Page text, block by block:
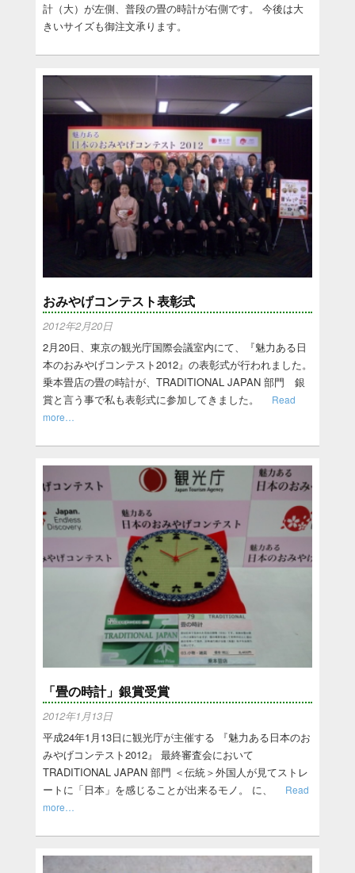
計（大）が左側、普段の畳の時計が右側です。 今後は大
きいサイズも御注文承ります。
おみやげコンテスト表彰式
2012年2月20日
2月20日、東京の観光庁国際会議室内にて、『魅力ある日
本のおみやげコンテスト2012』の表彰式が行われました。
乗本畳店の畳の時計が、TRADITIONAL JAPAN 部門 銀
賞と言う事で私も表彰式に参加してきました。
Read
more…
「畳の時計」銀賞受賞
2012年1月13日
平成24年1月13日に観光庁が主催する 『魅力ある日本のお
みやげコンテスト2012』 最終審査会において
TRADITIONAL JAPAN 部門 ＜伝統＞外国人が見てストレ
ートに「日本」を感じることが出来るモノ。 に、
Read
more…